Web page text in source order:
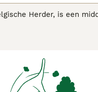
Herder, is een
als herdershond, is de